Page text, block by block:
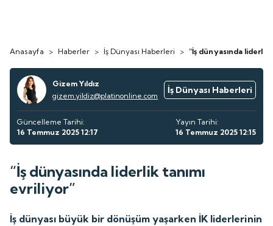
Anasayfa > Haberler > İş Dünyası Haberleri > “İş dünyasında liderlik
Gizem Yıldız
gizem.yildiz@platinonline.com
İş Dünyası Haberleri
Güncelleme Tarihi:
16 Temmuz 2025 12:17
Yayın Tarihi:
16 Temmuz 2025 12:15
“İş dünyasında liderlik tanımı
evriliyor”
İş dünyası büyük bir dönüşüm yaşarken İK liderlerinin